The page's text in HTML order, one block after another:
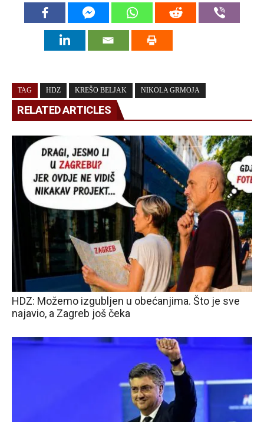
TAG HDZ KREŠO BELJAK NIKOLA GRMOJA
RELATED ARTICLES
HDZ: Možemo izgubljen u obećanjima. Što je sve
najavio, a Zagreb još čeka